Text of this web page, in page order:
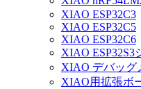
XIAO ESP32C3
XIAO ESP32C5
XIAO ESP32C6
XIAO ESP32S3
XIAO デバッグ
XIAO用拡張ボ